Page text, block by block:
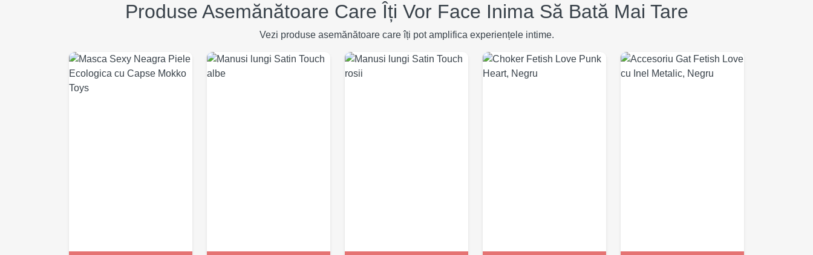
Produse Asemănătoare Care Îți Vor Face Inima Să Bată Mai Tare
Vezi produse asemănătoare care îți pot amplifica experiențele intime.